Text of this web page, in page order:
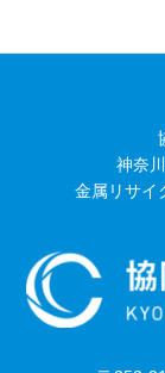
神奈
金属リサイ